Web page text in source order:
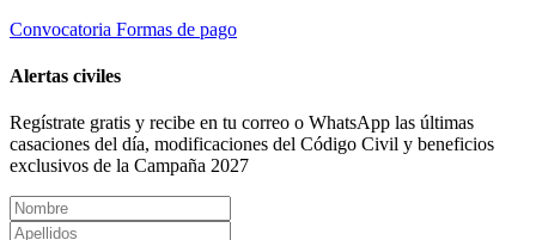
Convocatoria Formas de pago
Alertas civiles
Regístrate gratis y recibe en tu correo o WhatsApp las últimas
casaciones del día, modificaciones del Código Civil y beneficios
exclusivos de la Campaña 2027